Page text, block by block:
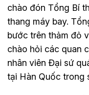
chào đón Tổng Bí
thang máy bay.
bước trên thảm đỏ
chào hỏi các quan
nhân viên Đại sứ
tại Hàn Quốc trong